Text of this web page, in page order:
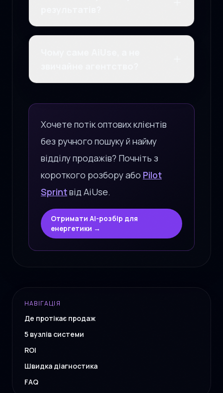
Хочете потік оптових клієнтів
без ручного пошуку й найму
відділу продажів? Почніть з
короткого розбору або Pilot
Sprintвід AiUse.
Отримати AI-розбір для
енергетики →
НАВІГАЦІЯ
Де протікає продаж
5 вузлів системи
ROI
Швидка діагностика
FAQ